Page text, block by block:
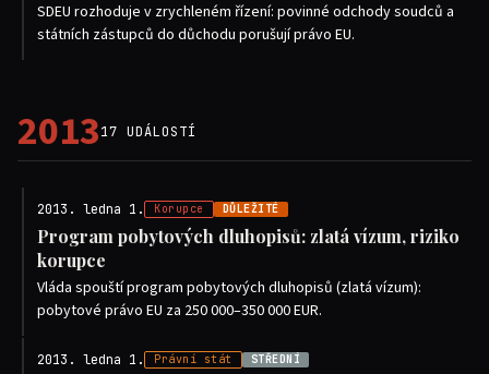
SDEU rozhoduje v zrychleném řízení: povinné odchody soudců a
státních zástupců do důchodu porušují právo EU.
201317 UDÁLOSTÍ
2013. ledna 1. Korupce DŮLEŽITÉ
Program pobytových dluhopisů: zlatá vízum, riziko
korupce
Vláda spouští program pobytových dluhopisů (zlatá vízum):
pobytové právo EU za 250 000–350 000 EUR.
2013. ledna 1. Právní stát STŘEDNÍ